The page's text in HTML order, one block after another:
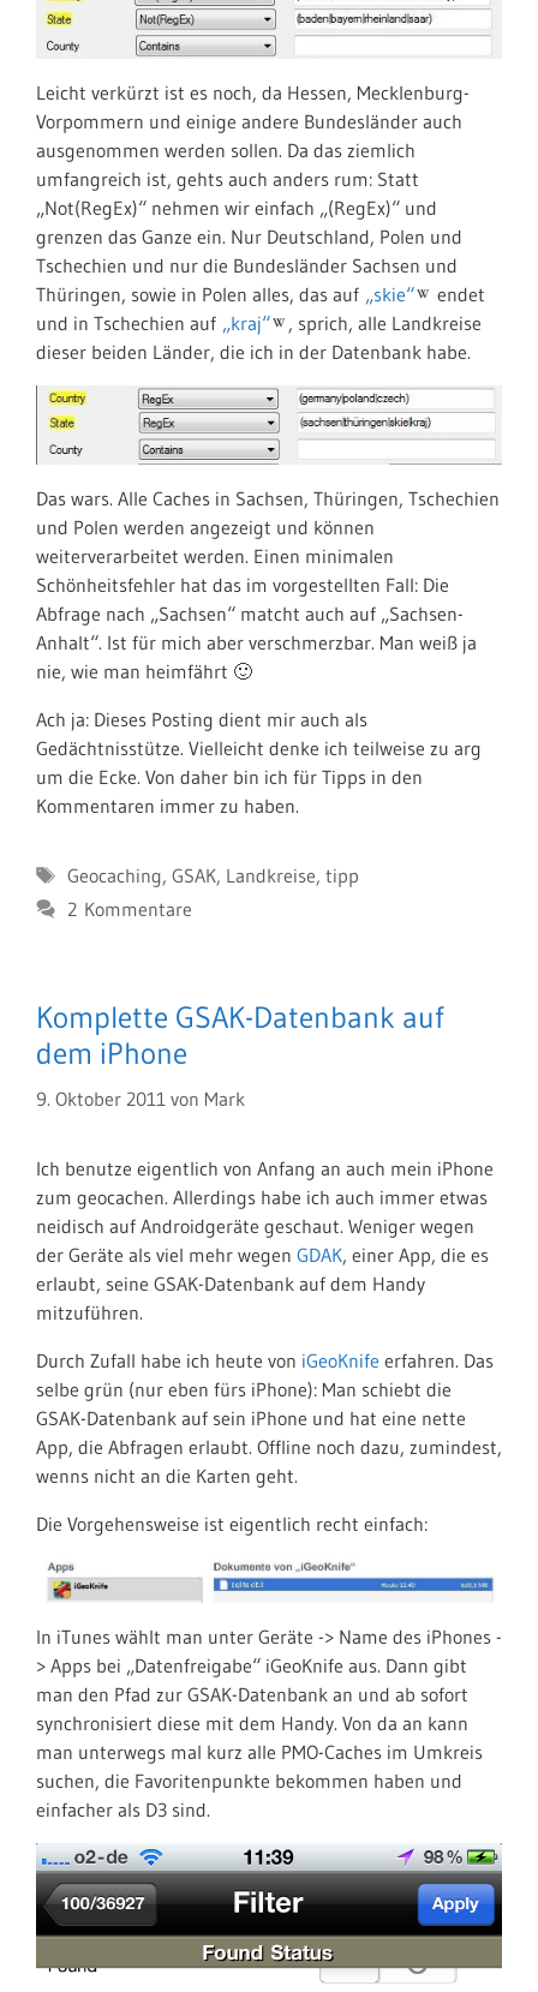
Leicht verkürzt ist es noch, da Hessen, Mecklenburg-
Vorpommern und einige andere Bundesländer auch
ausgenommen werden sollen. Da das ziemlich
umfangreich ist, gehts auch anders rum: Statt
„Not(RegEx)“ nehmen wir einfach „(RegEx)“ und
grenzen das Ganze ein. Nur Deutschland, Polen und
Tschechien und nur die Bundesländer Sachsen und
Thüringen, sowie in Polen alles, das auf „skie“
endet
und in Tschechien auf „kraj“
, sprich, alle Landkreise
dieser beiden Länder, die ich in der Datenbank habe.
Das wars. Alle Caches in Sachsen, Thüringen, Tschechien
und Polen werden angezeigt und können
weiterverarbeitet werden. Einen minimalen
Schönheitsfehler hat das im vorgestellten Fall: Die
Abfrage nach „Sachsen“ matcht auch auf „Sachsen-
Anhalt“. Ist für mich aber verschmerzbar. Man weiß ja
nie, wie man heimfährt 🙂
Ach ja: Dieses Posting dient mir auch als
Gedächtnisstütze. Vielleicht denke ich teilweise zu arg
um die Ecke. Von daher bin ich für Tipps in den
Kommentaren immer zu haben.
Schlagwörter
Geocaching, GSAK, Landkreise, tipp
2 Kommentare
Komplette GSAK-Datenbank auf
dem iPhone
9. Oktober 2011 von Mark
Ich benutze eigentlich von Anfang an auch mein iPhone
zum geocachen. Allerdings habe ich auch immer etwas
neidisch auf Androidgeräte geschaut. Weniger wegen
der Geräte als viel mehr wegen GDAK, einer App, die es
erlaubt, seine GSAK-Datenbank auf dem Handy
mitzuführen.
Durch Zufall habe ich heute von iGeoKnife erfahren. Das
selbe grün (nur eben fürs iPhone): Man schiebt die
GSAK-Datenbank auf sein iPhone und hat eine nette
App, die Abfragen erlaubt. Offline noch dazu, zumindest,
wenns nicht an die Karten geht.
Die Vorgehensweise ist eigentlich recht einfach:
In iTunes wählt man unter Geräte -> Name des iPhones -
> Apps bei „Datenfreigabe“ iGeoKnife aus. Dann gibt
man den Pfad zur GSAK-Datenbank an und ab sofort
synchronisiert diese mit dem Handy. Von da an kann
man unterwegs mal kurz alle PMO-Caches im Umkreis
suchen, die Favoritenpunkte bekommen haben und
einfacher als D3 sind.